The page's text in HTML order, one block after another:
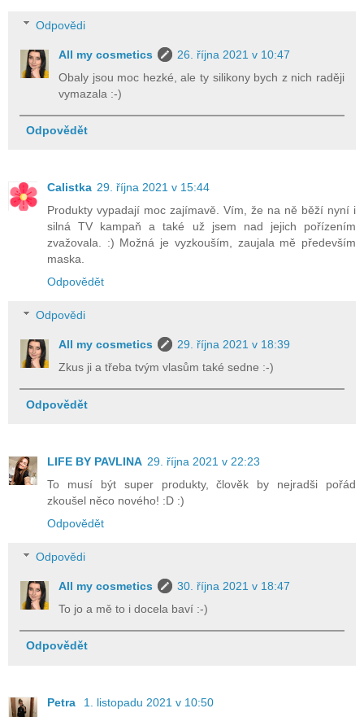
Odpovědi
All my cosmetics
26. října 2021 v 10:47
Obaly jsou moc hezké, ale ty silikony bych z nich raději
vymazala :-)
Odpovědět
Calistka 29. října 2021 v 15:44
Produkty vypadají moc zajímavě. Vím, že na ně běží nyní i
silná TV kampaň a také už jsem nad jejich pořízením
zvažovala. :) Možná je vyzkouším, zaujala mě především
maska.
Odpovědět
Odpovědi
All my cosmetics
29. října 2021 v 18:39
Zkus ji a třeba tvým vlasům také sedne :-)
Odpovědět
LIFE BY PAVLINA 29. října 2021 v 22:23
To musí být super produkty, člověk by nejradši pořád
zkoušel něco nového! :D :)
Odpovědět
Odpovědi
All my cosmetics
30. října 2021 v 18:47
To jo a mě to i docela baví :-)
Odpovědět
Petra
1. listopadu 2021 v 10:50